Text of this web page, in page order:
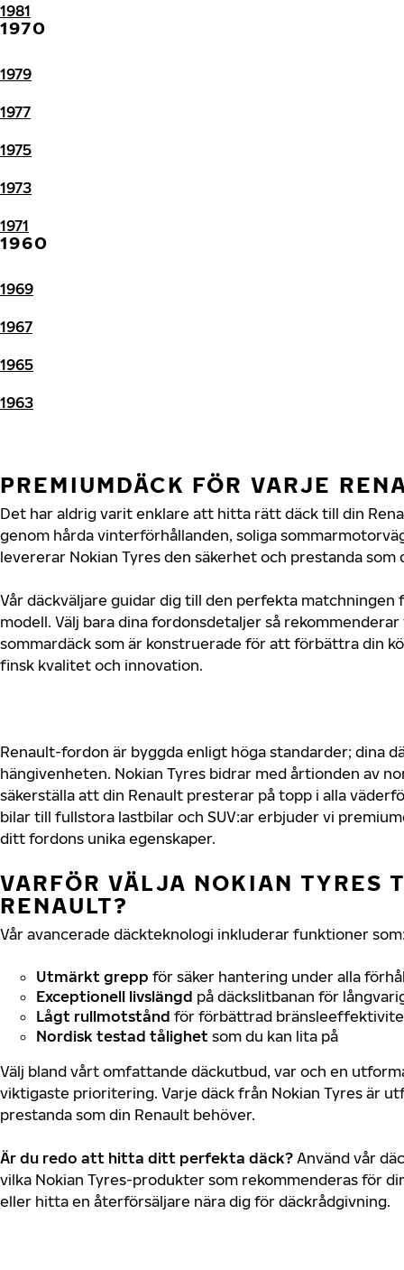
1981
1970
1979
1977
1975
1973
1971
1960
1969
1967
1965
1963
PREMIUMDÄCK FÖR VARJE
Det har aldrig varit enklare att hitta rätt däck till din
genom hårda vinterförhållanden, soliga
levererar Nokian Tyres den säkerhet och prestanda som
Vår däckväljare guidar dig till den perfekta matchningen
modell. Välj bara dina fordonsdetaljer så
sommardäck som är konstruerade för att förbättra din
finsk kvalitet och innovation.
Renault-fordon är byggda enligt höga standarder; dina
hängivenheten. Nokian Tyres bidrar med årtionden av
säkerställa att din Renault presterar på topp i alla
bilar till fullstora lastbilar och SUV:ar erbjuder vi
ditt fordons unika egenskaper.
VARFÖR VÄLJA NOKIAN TYRES
RENAULT?
Vår avancerade däckteknologi inkluderar funktioner
Utmärkt grepp för säker hantering under alla
Exceptionell livslängd på däckslitbanan för
Lågt rullmotstånd för förbättrad
Nordisk testad tålighet som du kan lita på
Välj bland vårt omfattande däckutbud, var och en
viktigaste prioritering. Varje däck från Nokian Tyres är
prestanda som din Renault behöver.
Är du redo att hitta ditt perfekta däck? Använd vår
vilka Nokian Tyres-produkter som rekommenderas för
eller hitta en återförsäljare nära dig för däckrådgivning.